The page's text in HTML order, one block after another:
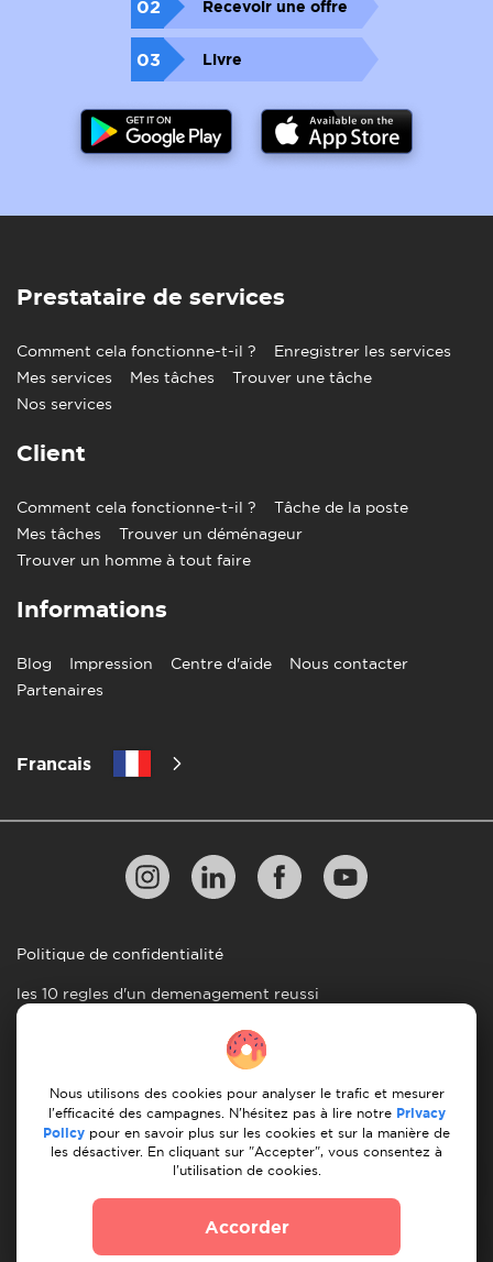
02 Recevoir une offre
03 Livre
Prestataire de services
Comment cela fonctionne-t-il ?
Enregistrer les services
Mes services
Mes tâches
Trouver une tâche
Nos services
Client
Comment cela fonctionne-t-il ?
Tâche de la poste
Mes tâches
Trouver un déménageur
Trouver un homme à tout faire
Informations
Blog Impression Centre d'aide
Nous contacter
Partenaires
Francais
© 2026 Moovick. Nous utilisons des images de stock
integrite editoriale mais offre des opportunites de
croissance.
Politique de confidentialité
les 10 regles d'un demenagement reussi
Lignes directrices en matiere de paiement
Conditions générales d'utilisation
Annulation et remboursement
Nous utilisons des cookies pour analyser le trafic et mesurer
l'efficacité des campagnes. N'hésitez pas à lire notre Privacy
Policy pour en savoir plus sur les cookies et sur la manière de
les désactiver. En cliquant sur "Accepter", vous consentez à
l'utilisation de cookies.
Accorder